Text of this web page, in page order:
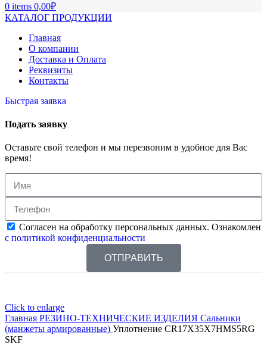
0 items 0,00₽
КАТАЛОГ ПРОДУКЦИИ
Главная
О компании
Доставка и Оплата
Реквизиты
Контакты
Быстрая заявка
Подать заявку
Оставьте свой телефон и мы перезвоним в удобное для Вас
время!
Согласен на обработку персональных данных. Ознакомлен
с политикой конфиденциальности
ОТПРАВИТЬ
Click to enlarge
Главная РЕЗИНО-ТЕХНИЧЕСКИЕ ИЗДЕЛИЯ Сальники
(манжеты армированные) Уплотнение CR17X35X7HMS5RG
SKF